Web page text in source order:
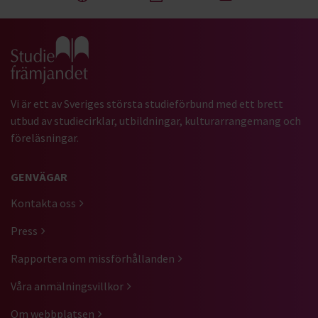
Gå till studiefrämjandets startsida
Vi är ett av Sveriges största studieförbund med ett brett
utbud av studiecirklar, utbildningar, kulturarrangemang och
föreläsningar.
GENVÄGAR
Kontakta oss
Press
Rapportera om missförhållanden
Våra anmälningsvillkor
Om webbplatsen